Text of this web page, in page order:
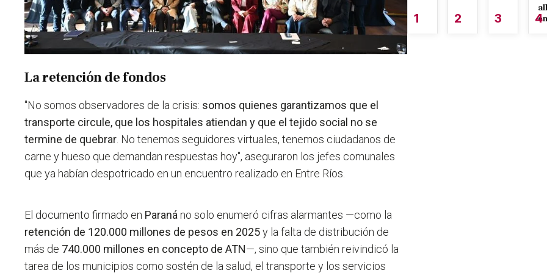
La retención de fondos
"No somos observadores de la crisis: somos quienes garantizamos que el
transporte circule, que los hospitales atiendan y que el tejido social no se
termine de quebrar. No tenemos seguidores virtuales, tenemos ciudadanos de
carne y hueso que demandan respuestas hoy", aseguraron los jefes comunales
que ya habían despotricado en un encuentro realizado en Entre Ríos.
El documento firmado en Paranáno solo enumeró cifras alarmantes —como la
retención de 120.000 millones de pesos en 2025y la falta de distribución de
más de 740.000 millones en concepto de ATN—, sino que también reivindicó la
tarea de los municipios como sostén de la salud, el transporte y los servicios
1 2 3
all
én
4